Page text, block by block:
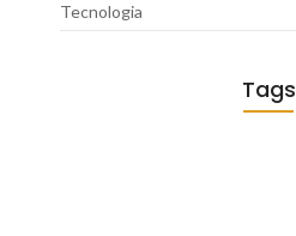
Tecnologia
Tags